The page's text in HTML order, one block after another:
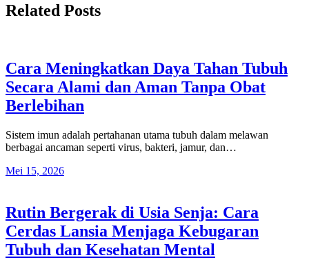
Related Posts
Cara Meningkatkan Daya Tahan Tubuh
Secara Alami dan Aman Tanpa Obat
Berlebihan
Sistem imun adalah pertahanan utama tubuh dalam melawan
berbagai ancaman seperti virus, bakteri, jamur, dan…
Mei 15, 2026
Rutin Bergerak di Usia Senja: Cara
Cerdas Lansia Menjaga Kebugaran
Tubuh dan Kesehatan Mental